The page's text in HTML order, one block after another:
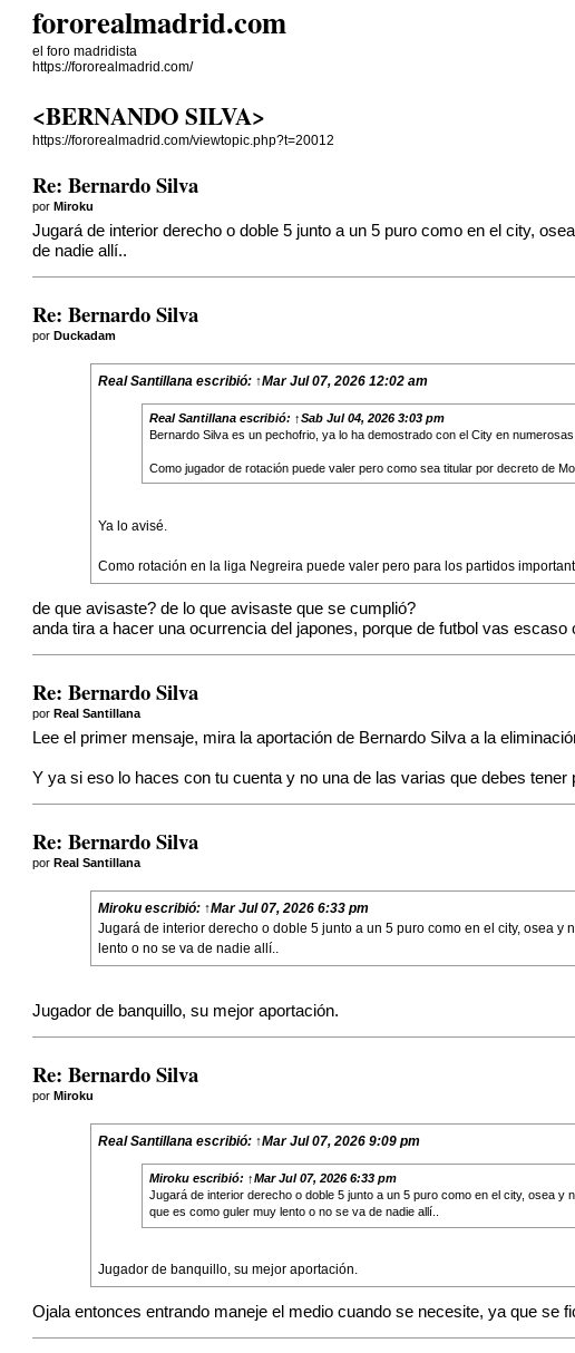
fororealmadrid.com
el foro madridista
https://fororealmadrid.com/
<BERNANDO SILVA>
https://fororealmadrid.com/viewtopic.php?t=20012
Re: Bernardo Silva
porMiroku
Jugará de interior derecho o doble 5 junto a un 5 puro como en el city,
de nadie allí..
Re: Bernardo Silva
porDuckadam
Real Santillanaescribió: ↑Mar Jul 07, 2026 12:02 am
Real Santillanaescribió: ↑Sab Jul 04, 2026 3:03 pm
Bernardo Silva es un pechofrio, ya lo ha demostrado con el City en numerosas
Como jugador de rotación puede valer pero como sea titular por decreto de
Ya lo avisé.
Como rotación en la liga Negreira puede valer pero para los partidos
de que avisaste? de lo que avisaste que se cumplió?
anda tira a hacer una ocurrencia del japones, porque de futbol vas
Re: Bernardo Silva
porReal Santillana
Lee el primer mensaje, mira la aportación de Bernardo Silva a la
Y ya si eso lo haces con tu cuenta y no una de las varias que debes tener
Re: Bernardo Silva
porReal Santillana
Mirokuescribió: ↑Mar Jul 07, 2026 6:33 pm
Jugará de interior derecho o doble 5 junto a un 5 puro como en el city, osea
lento o no se va de nadie allí..
Jugador de banquillo, su mejor aportación.
Re: Bernardo Silva
porMiroku
Real Santillanaescribió: ↑Mar Jul 07, 2026 9:09 pm
Mirokuescribió: ↑Mar Jul 07, 2026 6:33 pm
Jugará de interior derecho o doble 5 junto a un 5 puro como en el city, osea
que es como guler muy lento o no se va de nadie allí..
Jugador de banquillo, su mejor aportación.
Ojala entonces entrando maneje el medio cuando se necesite, ya que se